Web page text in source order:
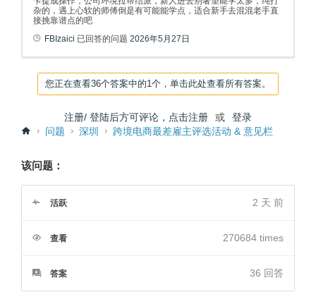
杂的，遇上心软的师傅倒是有可能能学点，适合新手去混混老手直
接挑靠谱点的吧
FBIzaici 已回答的问题 2026年5月27日
您正在查看36个答案中的1个，单击此处查看所有答案。
注册/ 登陆后方可评论，点击注册 或
登录
问题
深圳 跨境电商最差雇主评选活动 & 意见栏
该问题：
活跃 2 天 前
查看 270684 times
答案 36 回答